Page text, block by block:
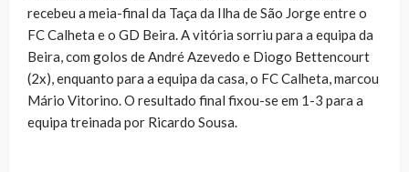
recebeu a meia-final da Taça da Ilha de São Jorge entre o
FC Calheta e o GD Beira. A vitória sorriu para a equipa da
Beira, com golos de André Azevedo e Diogo Bettencourt
(2x), enquanto para a equipa da casa, o FC Calheta, marcou
Mário Vitorino. O resultado final fixou-se em 1-3 para a
equipa treinada por Ricardo Sousa.